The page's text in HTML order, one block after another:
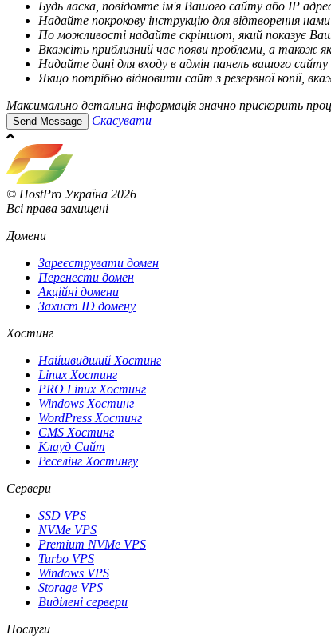
Будь ласка, повідомте ім'я Вашого сайту або IP
Надайте покрокову інструкцію для відтворення
По можливості надайте скріншот, який показує
Вкажіть приблизний час появи проблеми, а також
Надайте дані для входу в адмін панель вашого
Якщо потрібно відновити сайт з резервної копії,
Максимально детальна інформація значно прискорить
Cкасувати
© HostPro Україна 2026
Всі права захищені
Домени
Зареєструвати домен
Перенести домен
Акційні домени
Захист ID домену
Хостинг
Найшвидший Хостинг
Linux Хостинг
PRO Linux Хостинг
Windows Хостинг
WordPress Хостинг
CMS Хостинг
Клауд Сайт
Реселінг Хостингу
Сервери
SSD VPS
NVMe VPS
Premium NVMe VPS
Turbo VPS
Windows VPS
Storage VPS
Виділені сервери
Послуги